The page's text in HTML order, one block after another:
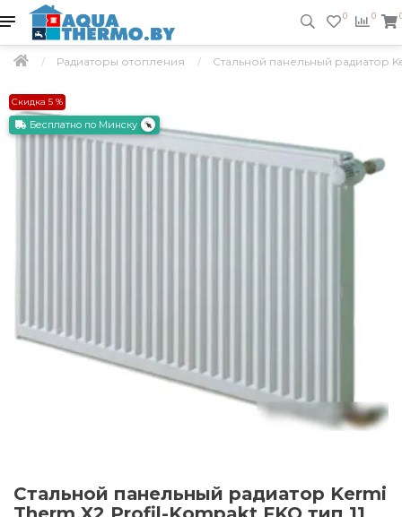
0 0
Радиаторы отопления Стальной панельный радиатор
Скидка 5 %
Бесплатно по Минску
Стальной панельный радиатор Kermi